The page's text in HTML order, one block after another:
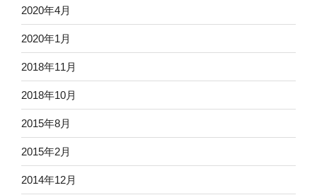
2020年4月
2020年1月
2018年11月
2018年10月
2015年8月
2015年2月
2014年12月